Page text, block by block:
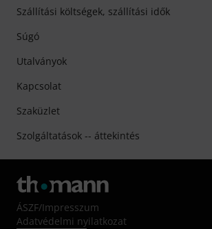
Szállítási költségek, szállítási idők
Súgó
Utalványok
Kapcsolat
Szaküzlet
Szolgáltatások -- áttekintés
ÁSZF/Impresszum
Adatvédelmi nyilatkozat